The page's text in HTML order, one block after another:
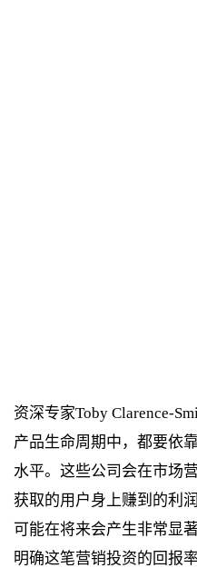
资深专家Toby Clarence-
产品生命周期中，都要依
水平。这些公司会在市场
获取的用户身上赚到的利
可能在将来会产生非常显
明确这笔营销投资的回报